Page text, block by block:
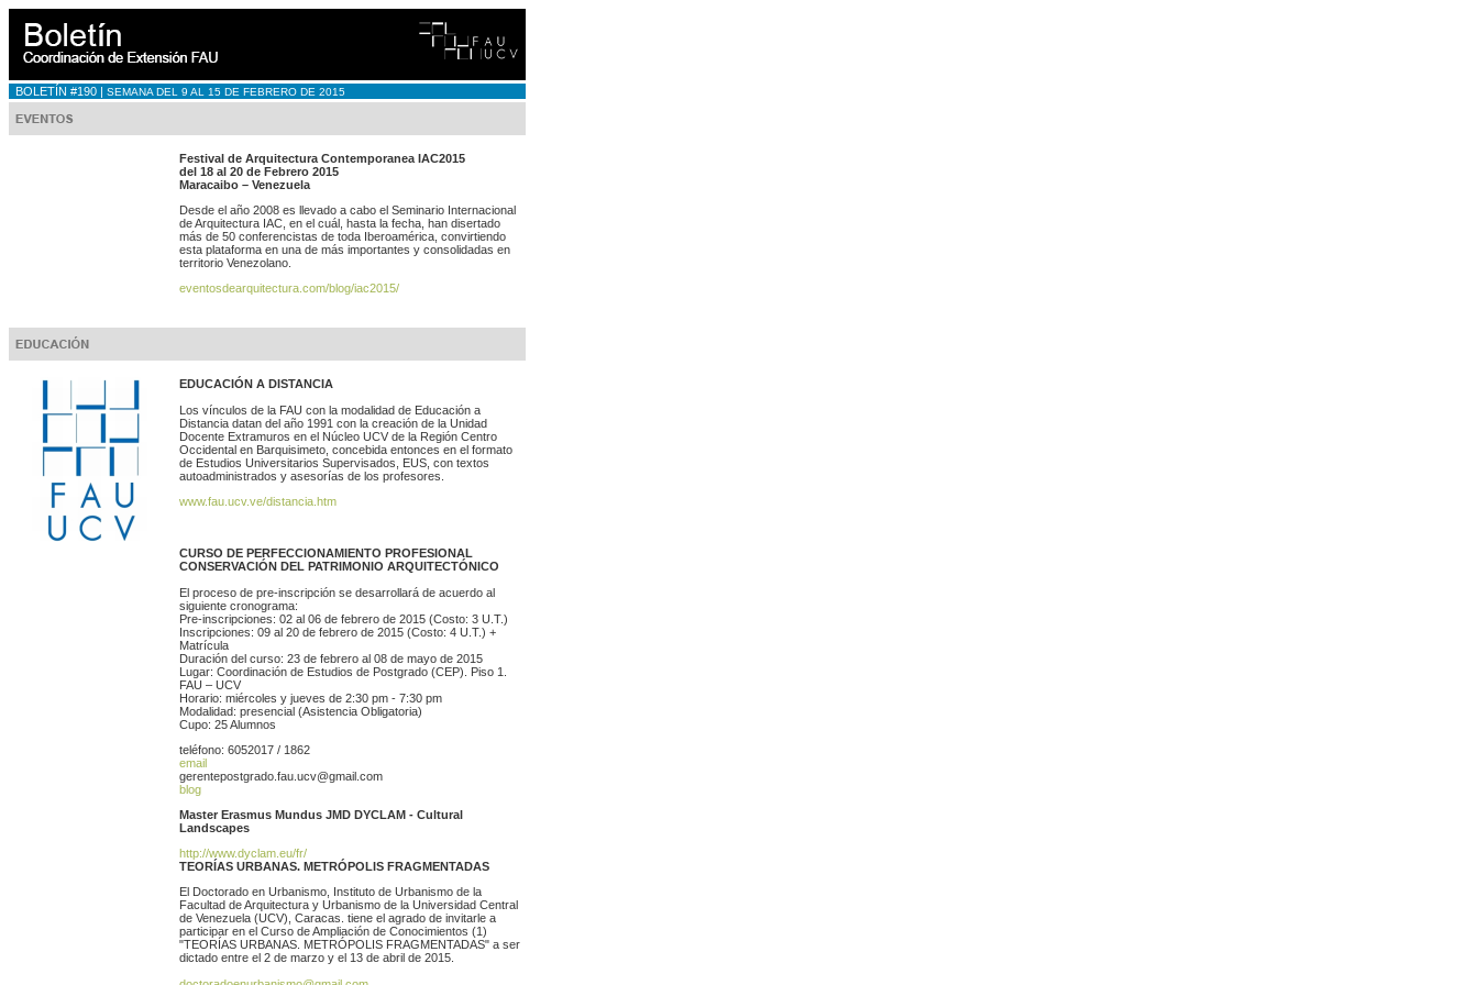
BOLETÍN #190 | SEMANA DEL 9 AL 15 DE FEBRERO DE 2015
Festival de Arquitectura Contemporanea IAC2015
del 18 al 20 de Febrero 2015
Maracaibo – Venezuela
Desde el año 2008 es llevado a cabo el Seminario Internacional
de Arquitectura IAC, en el cuál, hasta la fecha, han disertado
más de 50 conferencistas de toda Iberoamérica, convirtiendo
esta plataforma en una de más importantes y consolidadas en
territorio Venezolano.
eventosdearquitectura.com/blog/iac2015/
EDUCACIÓN A DISTANCIA
Los vínculos de la FAU con la modalidad de Educación a
Distancia datan del año 1991 con la creación de la Unidad
Docente Extramuros en el Núcleo UCV de la Región Centro
Occidental en Barquisimeto, concebida entonces en el formato
de Estudios Universitarios Supervisados, EUS, con textos
autoadministrados y asesorías de los profesores.
www.fau.ucv.ve/distancia.htm
CURSO DE PERFECCIONAMIENTO PROFESIONAL
CONSERVACIÓN DEL PATRIMONIO ARQUITECTÓNICO
El proceso de pre-inscripción se desarrollará de acuerdo al
siguiente cronograma:
Pre-inscripciones: 02 al 06 de febrero de 2015 (Costo: 3 U.T.)
Inscripciones: 09 al 20 de febrero de 2015 (Costo: 4 U.T.) +
Matrícula
Duración del curso: 23 de febrero al 08 de mayo de 2015
Lugar: Coordinación de Estudios de Postgrado (CEP). Piso 1.
FAU – UCV
Horario: miércoles y jueves de 2:30 pm - 7:30 pm
Modalidad: presencial (Asistencia Obligatoria)
Cupo: 25 Alumnos
teléfono: 6052017 / 1862
email
gerentepostgrado.fau.ucv@gmail.com
blog
Master Erasmus Mundus JMD DYCLAM - Cultural
Landscapes
http://www.dyclam.eu/fr/
TEORÍAS URBANAS. METRÓPOLIS FRAGMENTADAS
El Doctorado en Urbanismo, Instituto de Urbanismo de la
Facultad de Arquitectura y Urbanismo de la Universidad Central
de Venezuela (UCV), Caracas. tiene el agrado de invitarle a
participar en el Curso de Ampliación de Conocimientos (1)
"TEORÍAS URBANAS. METRÓPOLIS FRAGMENTADAS" a ser
dictado entre el 2 de marzo y el 13 de abril de 2015.